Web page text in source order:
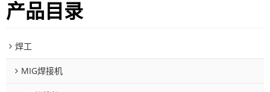
产品目录
焊工
MIG焊接机